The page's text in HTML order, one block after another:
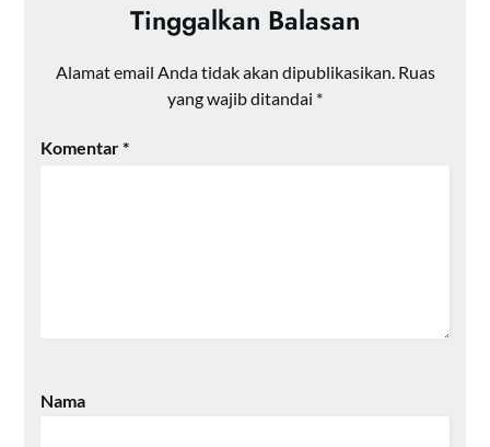
Tinggalkan Balasan
Alamat email Anda tidak akan dipublikasikan. Ruas
yang wajib ditandai *
Komentar*
Nama